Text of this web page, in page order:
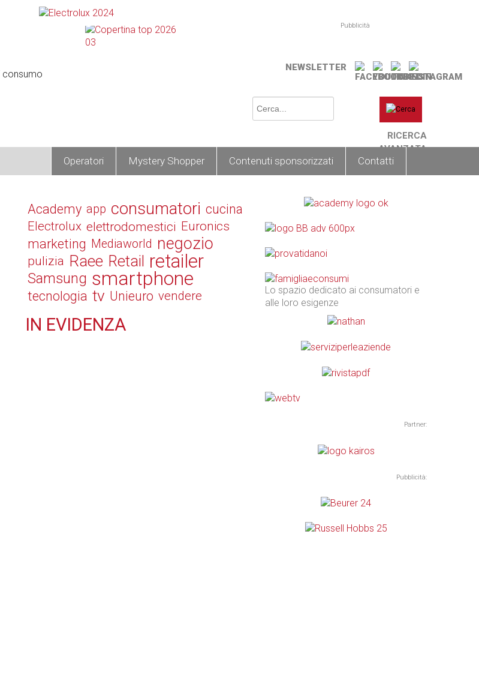
Pubblicità
NEWSLETTER
RICERCA
AVANZATA
Operatori Mystery Shopper Contenuti sponsorizzati Contatti
Academy app consumatori cucina
Electrolux elettrodomestici Euronics
marketing Mediaworld negozio
pulizia Raee Retail retailer
Samsung smartphone
tecnologia tv Unieuro vendere
IN EVIDENZA
Lo spazio dedicato ai consumatori e
alle loro esigenze
Partner:
Pubblicità: